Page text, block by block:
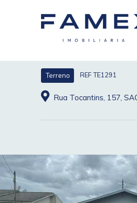
Terreno REF TE1291
Rua Tocantins, 157,